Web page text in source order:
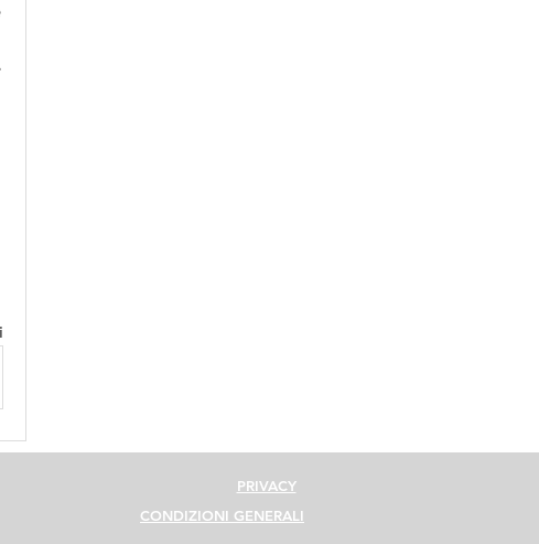
PRIVACY
CONDIZIONI GENERALI